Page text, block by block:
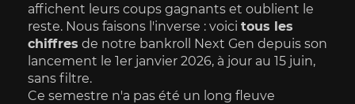
affichent leurs coups gagnants et oublient le
reste. Nous faisons l'inverse : voici tous les
chiffres de notre bankroll Next Gen depuis son
lancement le 1er janvier 2026, à jour au 15 juin,
sans filtre.
Ce semestre n'a pas été un long fleuve